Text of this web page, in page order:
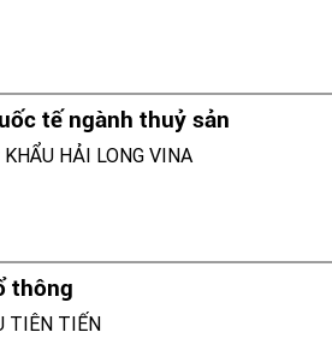
tế ngành thuỷ sản
HẢI LONG VINA
thông
TIÊN TIẾN